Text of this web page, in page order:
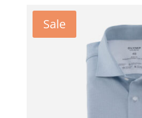
€99,95.
Sale